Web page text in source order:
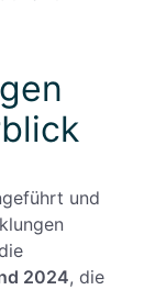
und
2024, die